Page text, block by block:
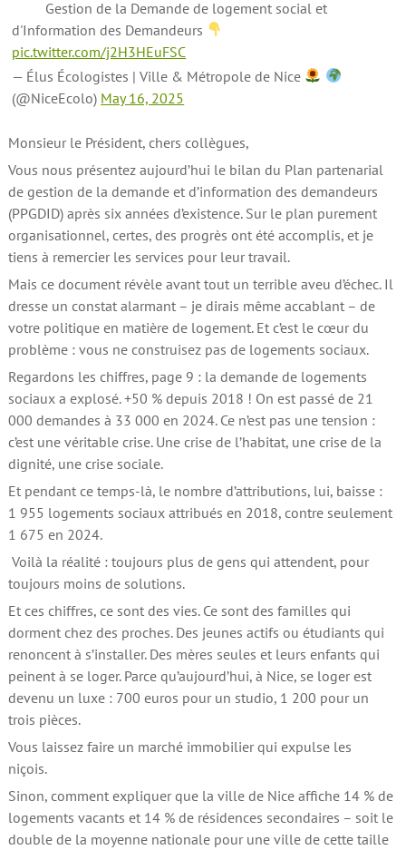
Gestion de la Demande de logement social et
d'Information des Demandeurs
pic.twitter.com/j2H3HEuFSC
— Élus Écologistes | Ville & Métropole de Nice
(@NiceEcolo) May 16, 2025
Monsieur le Président, chers collègues,
Vous nous présentez aujourd’hui le bilan du Plan partenarial
de gestion de la demande et d’information des demandeurs
(PPGDID) après six années d’existence. Sur le plan purement
organisationnel, certes, des progrès ont été accomplis, et je
tiens à remercier les services pour leur travail.
Mais ce document révèle avant tout un terrible aveu d’échec. Il
dresse un constat alarmant – je dirais même accablant – de
votre politique en matière de logement. Et c’est le cœur du
problème : vous ne construisez pas de logements sociaux.
Regardons les chiffres, page 9 : la demande de logements
sociaux a explosé. +50 % depuis 2018 ! On est passé de 21
000 demandes à 33 000 en 2024. Ce n’est pas une tension :
c’est une véritable crise. Une crise de l’habitat, une crise de la
dignité, une crise sociale.
Et pendant ce temps-là, le nombre d’attributions, lui, baisse :
1 955 logements sociaux attribués en 2018, contre seulement
1 675 en 2024.
Voilà la réalité : toujours plus de gens qui attendent, pour
toujours moins de solutions.
Et ces chiffres, ce sont des vies. Ce sont des familles qui
dorment chez des proches. Des jeunes actifs ou étudiants qui
renoncent à s’installer. Des mères seules et leurs enfants qui
peinent à se loger. Parce qu’aujourd’hui, à Nice, se loger est
devenu un luxe : 700 euros pour un studio, 1 200 pour un
trois pièces.
Vous laissez faire un marché immobilier qui expulse les
niçois.
Sinon, comment expliquer que la ville de Nice affiche 14 % de
logements vacants et 14 % de résidences secondaires – soit le
double de la moyenne nationale pour une ville de cette taille